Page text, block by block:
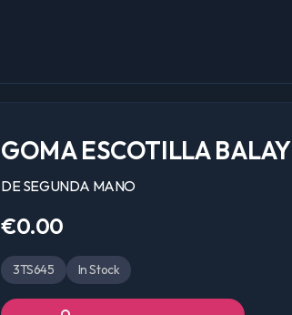
GOMA ESCOTILLA BALAY
DE SEGUNDA MANO
€0.00
3TS645 In Stock